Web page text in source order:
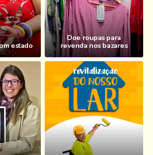
estado
Doe roupas para
revenda nos bazares